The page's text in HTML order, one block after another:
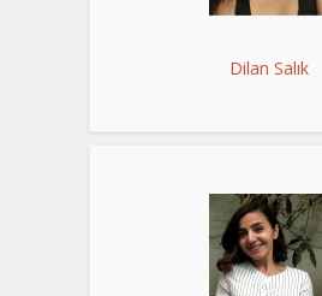
Dilan Salık